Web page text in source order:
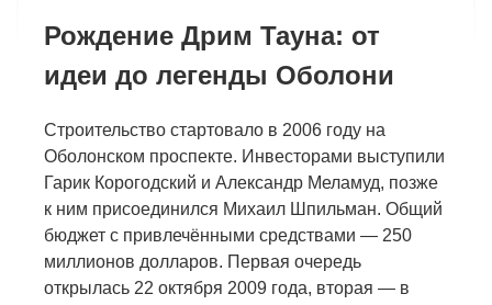
Рождение Дрим Тауна: от
идеи до легенды Оболони
Строительство стартовало в 2006 году на
Оболонском проспекте. Инвесторами выступили
Гарик Корогодский и Александр Меламуд, позже
к ним присоединился Михаил Шпильман. Общий
бюджет с привлечёнными средствами — 250
миллионов долларов. Первая очередь
открылась 22 октября 2009 года, вторая — в